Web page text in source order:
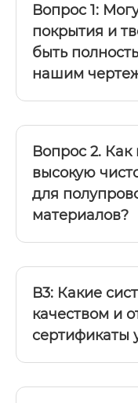
Вопрос 1:
покрытия и
быть
нашим
Вопрос 2. Как
высокую
для
материалов?
В3: Какие
качеством и
сертификаты